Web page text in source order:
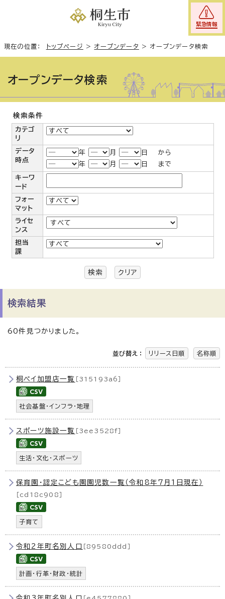
緊急情報
現在の位置： トップページ > オープンデータ > オープンデータ検索
オープンデータ検索
検索条件
カテゴ
リ
データ
時点
年 月
日 から
年
月 日 まで
キーワ
ード
フォー
マット
ライセ
ンス
担当
課
検索 クリア
検索結果
60件見つかりました。
並び替え： リリース日順 名称順
桐ペイ加盟店一覧 ［315193a6］
社会基盤・インフラ・地理
スポーツ施設一覧 ［3ee3528f］
生活・文化・スポーツ
保育園・認定こども園園児数一覧（令和8年7月1日現在）
［cd18c908］
子育て
令和2年町名別人口 ［89580ddd］
計画・行革・財政・統計